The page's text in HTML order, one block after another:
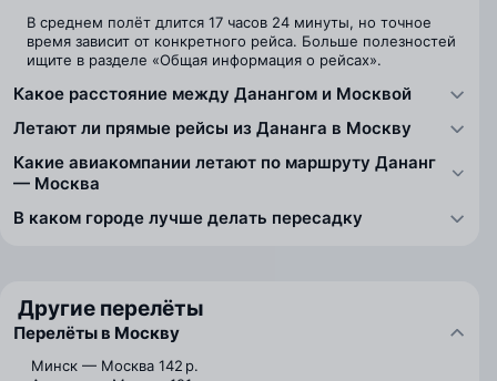
В среднем полёт длится 17 часов 24 минуты, но точное
время зависит от конкретного рейса. Больше полезностей
ищите в разделе «Общая информация о рейсах».
Какое расстояние между Данангом и Москвой
Летают ли прямые рейсы из Дананга в Москву
Какие авиакомпании летают по маршруту Дананг
— Москва
В каком городе лучше делать пересадку
Другие перелёты
Перелёты в Москву
Минск — Москва 142 р.